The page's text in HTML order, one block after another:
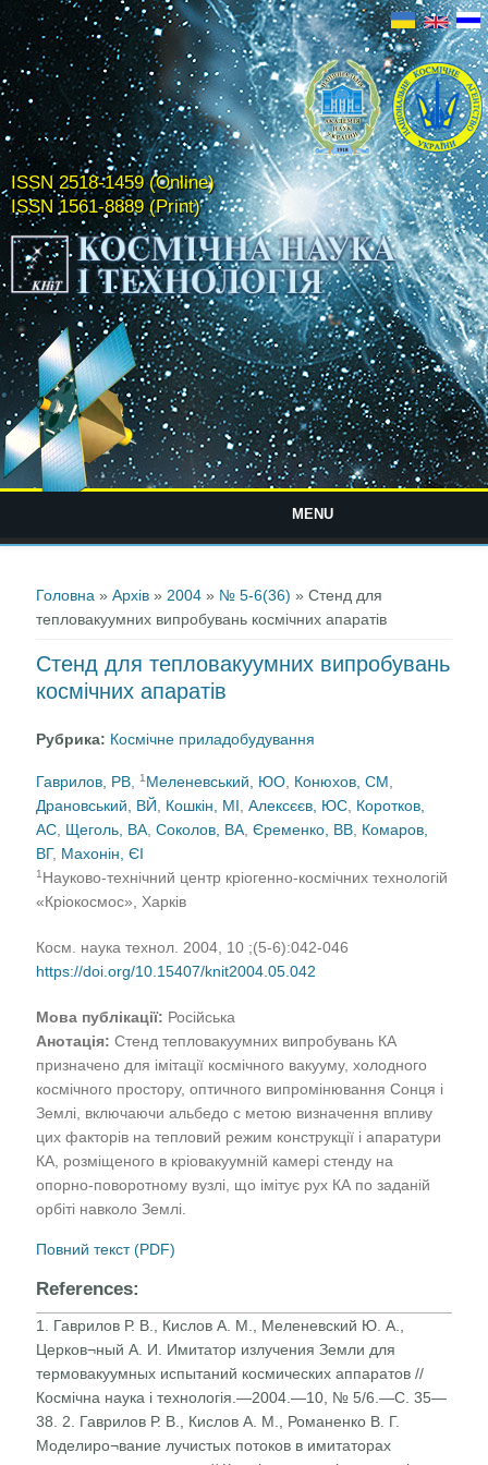
ISSN 2518-1459 (Online)
ISSN 1561-8889 (Print)
MENU
Головна »Архів » 2004 » № 5-6(36) » Стенд для
тепловакуумних випробувань космічних апаратів
Стенд для тепловакуумних випробувань
космічних апаратів
Рубрика: Космічне приладобудування
Гаврилов, РВ ,1 Меленевський, ЮО Конюхов, СМ
Драновський, ВЙ
Кошкін, МІ ,Алексєєв, ЮС Коротков,
АС Щеголь, ВА ,Соколов, ВА ,Єременко, ВВ Комаров,
ВГ, Махонін, ЄІ
1 Науково-технічний центр кріогенно-космічних технологій
«Кріокосмос», Харків
Косм. наука технол. 2004, 10 ;(5-6):042-046
https://doi.org/10.15407/knit2004.05.042
Мова публікації: Російська
Анотація:Стенд тепловакуумних випробувань КА
призначено для імітації космічного вакууму, холодного
космічного простору, оптичного випромінювання Сонця і
Землі, включаючи альбедо с метою визначення впливу
цих факторів на тепловий режим конструкції і апаратури
КА, розміщеного в кріовакуумній камері стенду на
опорно-поворотному вузлі, що імітує рух КА по заданій
орбіті навколо Землі.
Повний текст (PDF)
References:
1. Гаврилов Р. В., Кислов А. М., Меленевский Ю. А.,
Церков¬ный А. И. Имитатор излучения Земли для
термовакуумных испытаний космических аппаратов //
Космічна наука і технологія.—2004.—10, № 5/6.—С. 35—
38. 2. Гаврилов Р. В., Кислов А. М., Романенко В. Г.
Моделиро¬вание лучистых потоков в имитаторах